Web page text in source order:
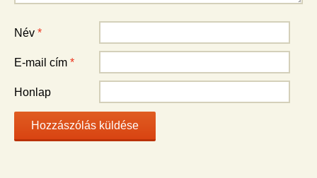
Név *
E-mail cím *
Honlap